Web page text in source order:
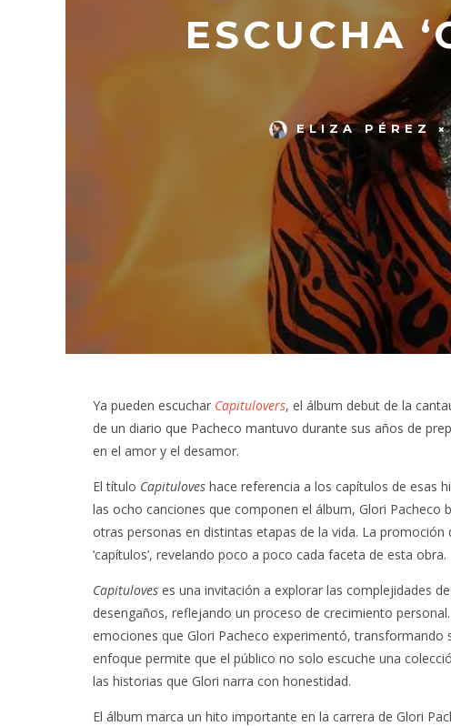
ESCUCHA
ELIZA PÉREZ
Ya pueden escuchar Capitulovers, el álbum debut de la
de un diario que Pacheco mantuvo durante sus años de
en el amor y el desamor.
El título Capituloves hace referencia a los capítulos de esas
las ocho canciones que componen el álbum, Glori Pacheco
otras personas en distintas etapas de la vida. La
‘capítulos’, revelando poco a poco cada faceta de esta obra.
Capituloves es una invitación a explorar las complejidades
desengaños, reflejando un proceso de crecimiento
emociones que Glori Pacheco experimentó, transformando
enfoque permite que el público no solo escuche una
las historias que Glori narra con honestidad.
El álbum marca un hito importante en la carrera de Glori